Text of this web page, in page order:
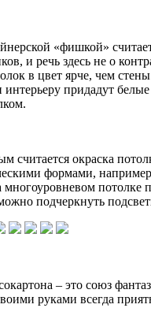
«фишкой»
и речь здесь не о
в цвет ярче, чем
интерьеру придадут
считается окраска
формами,
потолке
подчеркнуть
– это союз
руками всегда